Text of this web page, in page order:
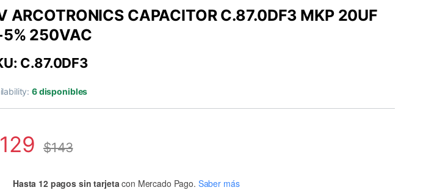
ARCOTRONICS CAPACITOR C.87.0DF3 MKP 20UF
250VAC
C.87.0DF3
6 disponibles
129 $143
Hasta 12 pagos sin tarjeta con Mercado Pago. Saber más